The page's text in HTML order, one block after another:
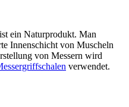
ein Naturprodukt. Man
Innenschicht von Muscheln
von Messern wird
verwendet.